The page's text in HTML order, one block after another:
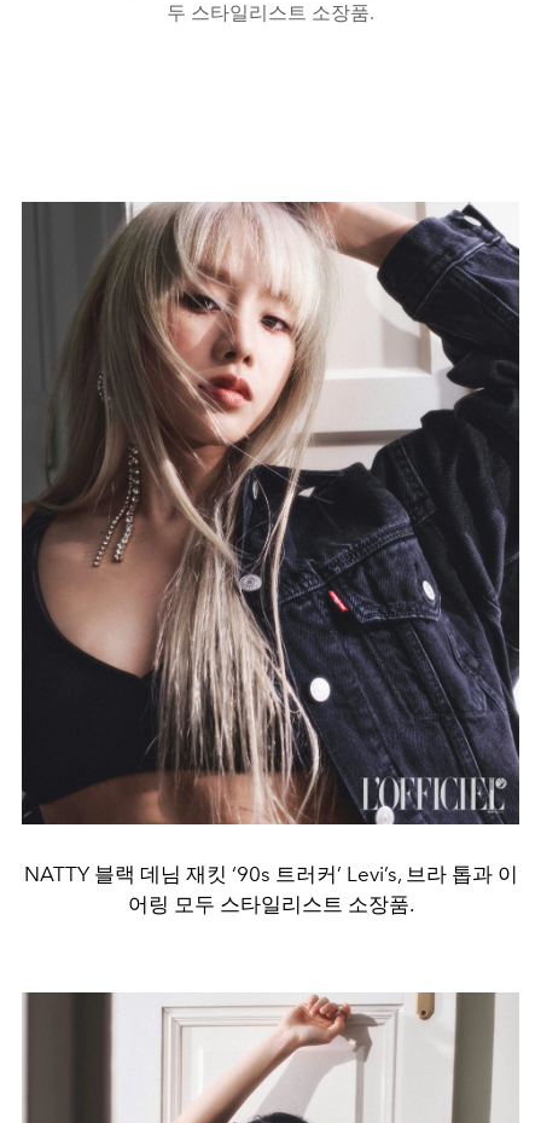
두 스타일리스트 소장품.
NATTY 블랙 데님 재킷 ‘90s 트러커’ Levi’s, 브라 톱과 이
어링 모두 스타일리스트 소장품.